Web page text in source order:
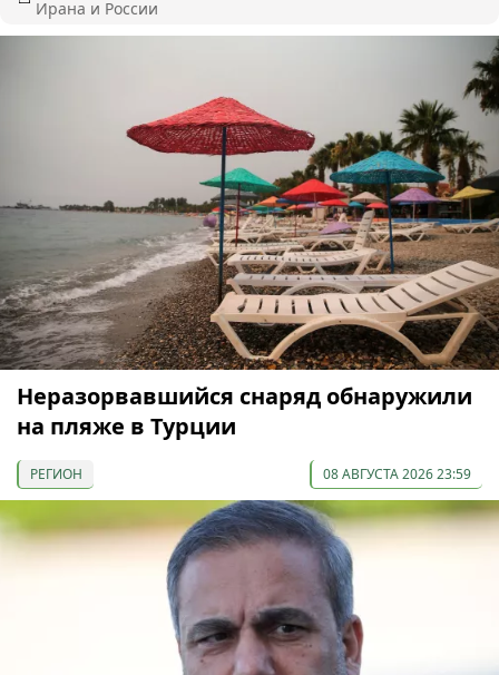
Ирана и России
Неразорвавшийся снаряд обнаружили
на пляже в Турции
РЕГИОН 08 АВГУСТА 2026 23:59